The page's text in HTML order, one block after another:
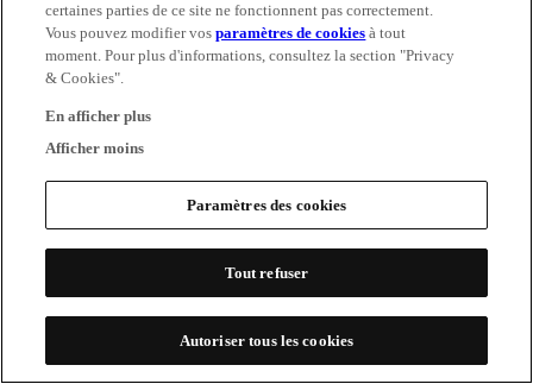
certaines parties de ce site ne fonctionnent pas correctement.
Vous pouvez modifier vosparamètres de cookies à tout
moment. Pour plus d'informations, consultez la section "Privacy
& Cookies".
En afficher plus
Afficher moins
Paramètres des cookies
Tout refuser
Autoriser tous les cookies